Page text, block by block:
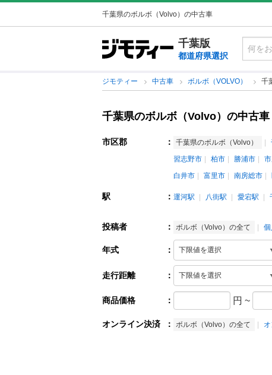
千葉県のボルボ（Volvo）の中古車
千葉版
都道府県選択
ジモティー 中古車 ボルボ（VOLVO） 千
千葉県のボルボ（Volvo）の中古車
市区郡 ： 千葉県のボルボ（Volvo）
習志野市
柏市 勝浦市
白井市
富里市 南房総市
駅 ： 運河駅 八街駅 愛宕駅
投稿者 ： ボルボ（Volvo）の全て 個
年式 ：
走行距離 ：
商品価格 ： 円 ~
オンライン決済 ： ボルボ（Volvo）の全て